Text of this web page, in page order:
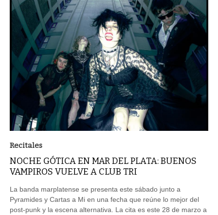
Recitales
NOCHE GÓTICA EN MAR DEL PLATA: BUENOS
VAMPIROS VUELVE A CLUB TRI
La banda marplatense se presenta este sábado junto a
Pyramides y Cartas a Mi en una fecha que reúne lo mejor del
post-punk y la escena alternativa. La cita es este 28 de marzo a